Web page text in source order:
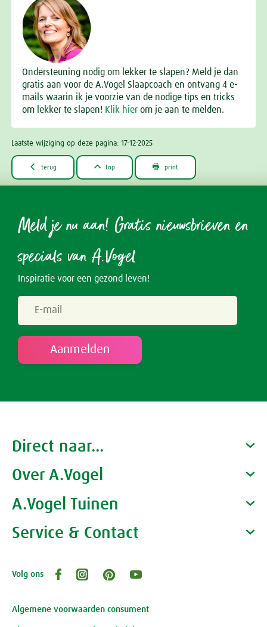
Ondersteuning nodig om lekker te slapen? Meld je dan
gratis aan voor de A.Vogel Slaapcoach en ontvang 4 e-
mails waarin ik je voorzie van de nodige tips en tricks
om lekker te slapen! Klik hier om je aan te melden.
Laatste wijziging op deze pagina: 17-12-2025
 terug  top  print
Meld je nu aan! Gratis nieuwsbrieven en
specials van A.Vogel
Inspiratie voor een gezond leven!
Direct naar...
Producten
Gezondheidscoaches
Over A.Vogel
Alfred Vogel
Waarom A.Vogel kiezen
A.Vogel Tuinen
Over A.Vogel tuinen
Openingstijden, route en adres
Service & Contact
Klantenservice webwinkel
Review-richtlijnen
Volg ons
Algemene voorwaarden consument